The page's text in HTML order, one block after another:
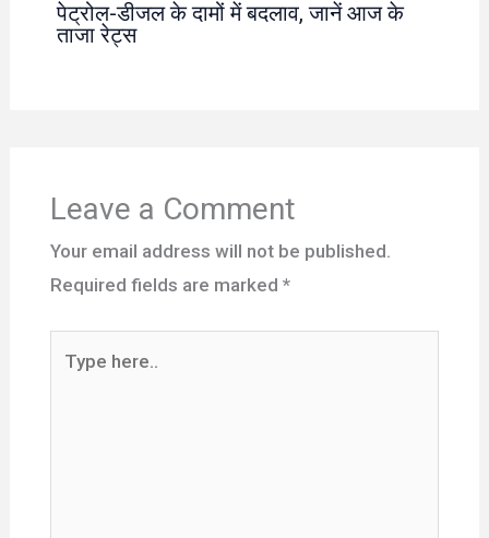
पेट्रोल-डीजल के दामों में बदलाव, जानें आज के
ताजा रेट्स
Leave a Comment
Your email address will not be published.
Required fields are marked *